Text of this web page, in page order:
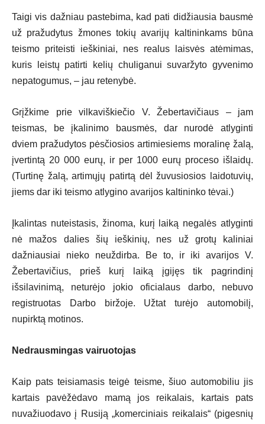
Taigi vis dažniau pastebima, kad pati didžiausia bausmė
už pražudytus žmones tokių avarijų kaltininkams būna
teismo priteisti ieškiniai, nes realus laisvės atėmimas,
kuris leistų patirti kelių chuliganui suvaržyto gyvenimo
nepatogumus, – jau retenybė.
Grįžkime prie vilkaviškiečio V. Žebertavičiaus – jam
teismas, be įkalinimo bausmės, dar nurodė atlyginti
dviem pražudytos pėsčiosios artimiesiems moralinę žalą,
įvertintą 20 000 eurų, ir per 1000 eurų proceso išlaidų.
(Turtinę žalą, artimųjų patirtą dėl žuvusiosios laidotuvių,
jiems dar iki teismo atlygino avarijos kaltininko tėvai.)
Įkalintas nuteistasis, žinoma, kurį laiką negalės atlyginti
nė mažos dalies šių ieškinių, nes už grotų kaliniai
dažniausiai nieko neuždirba. Be to, ir iki avarijos V.
Žebertavičius, prieš kurį laiką įgijęs tik pagrindinį
išsilavinimą, neturėjo jokio oficialaus darbo, nebuvo
registruotas Darbo biržoje. Užtat turėjo automobilį,
nupirktą motinos.
Nedrausmingas vairuotojas
Kaip pats teisiamasis teigė teisme, šiuo automobiliu jis
kartais pavėžėdavo mamą jos reikalais, kartais pats
nuvažiuodavo į Rusiją „komerciniais reikalais“ (pigesnių